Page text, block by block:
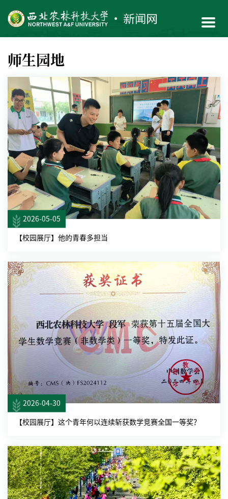
师生园地
【校园展厅】他的青春多担当
2026-05-05
【校园展厅】这个青年何以连续斩获数学竞赛全国一等奖？
2026-04-30